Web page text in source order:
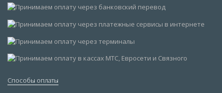
Способы оплаты